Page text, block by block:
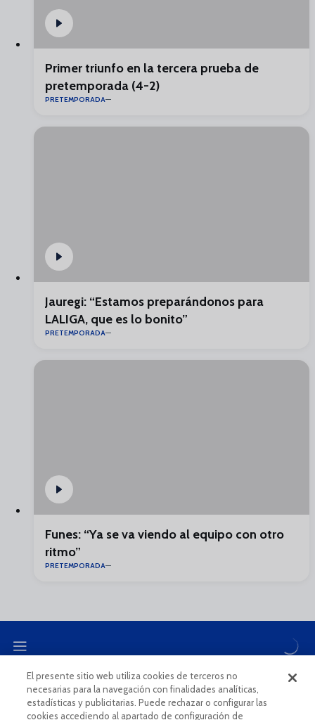
Primer triunfo en la tercera prueba de
pretemporada (4-2)
PRETEMPORADA
Jauregi: “Estamos preparándonos para
LALIGA, que es lo bonito”
PRETEMPORADA
Funes: “Ya se va viendo al equipo con otro
ritmo”
PRETEMPORADA
CANAL ÉTICO
El presente sitio web utiliza cookies de terceros no
necesarias para la navegación con finalidades analíticas,
estadísticas y publicitarias. Puede rechazar o configurar las
cookies accediendo al apartado de configuración de